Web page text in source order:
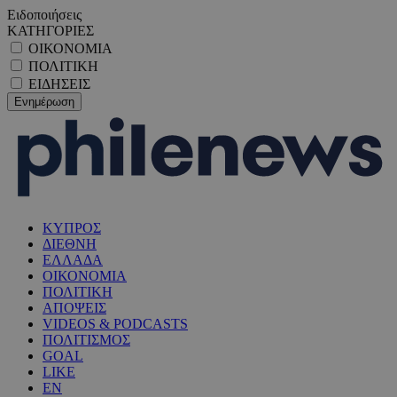
Ειδοποιήσεις
ΚΑΤΗΓΟΡΙΕΣ
ΟΙΚΟΝΟΜΙΑ
ΠΟΛΙΤΙΚΗ
ΕΙΔΗΣΕΙΣ
ΚΥΠΡΟΣ
ΔΙΕΘΝΗ
ΕΛΛΑΔΑ
ΟΙΚΟΝΟΜΙΑ
ΠΟΛΙΤΙΚΗ
ΑΠΟΨΕΙΣ
VIDEOS & PODCASTS
ΠΟΛΙΤΙΣΜΟΣ
GOAL
LIKE
EN